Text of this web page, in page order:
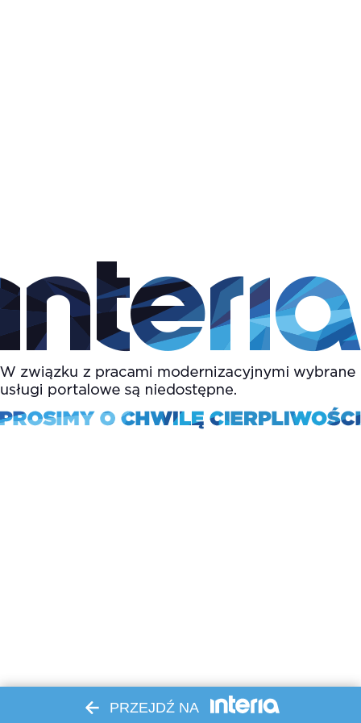
PRZEJDŹ NA